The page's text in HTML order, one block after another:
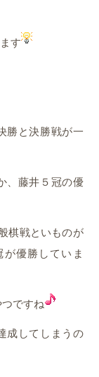
す
勝と決勝戦が一
、藤井５冠の優
棋戦といものが
優勝していま
ですね
成してしまうの